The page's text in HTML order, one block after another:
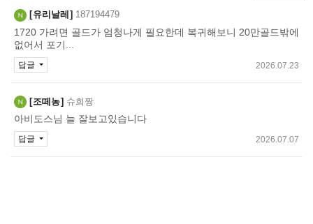
쓰
기
유리날레 187194479
1720 가려면 골드가 엄청나게 필요한데 복귀해보니 20만골드밖에
없어서 포기...
2026.07.23
답글
조떼농 슈희짱
아비도스님 늘 잘보고있습니다
2026.07.07
답글